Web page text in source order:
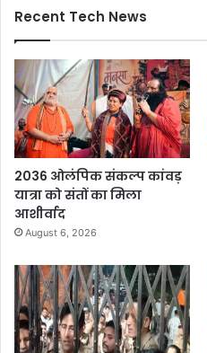
Recent Tech News
2036 ओलंपिक संकल्प कांवड़
यात्रा को संतों का मिला
आशीर्वाद
August 6, 2026